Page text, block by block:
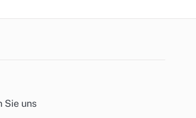
Sie uns